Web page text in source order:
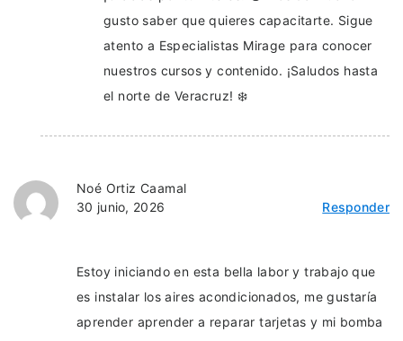
gusto saber que quieres capacitarte. Sigue
atento a Especialistas Mirage para conocer
nuestros cursos y contenido. ¡Saludos hasta
el norte de Veracruz! ❄️
Noé Ortiz Caamal
30 junio, 2026
Responder
Estoy iniciando en esta bella labor y trabajo que
es instalar los aires acondicionados, me gustaría
aprender aprender a reparar tarjetas y mi bomba